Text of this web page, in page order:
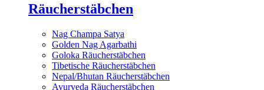
Räucherstäbchen
Nag Champa Satya
Golden Nag Agarbathi
Goloka Räucherstäbchen
Tibetische Räucherstäbchen
Nepal/Bhutan Räucherstäbchen
Ayurveda Räucherstäbchen